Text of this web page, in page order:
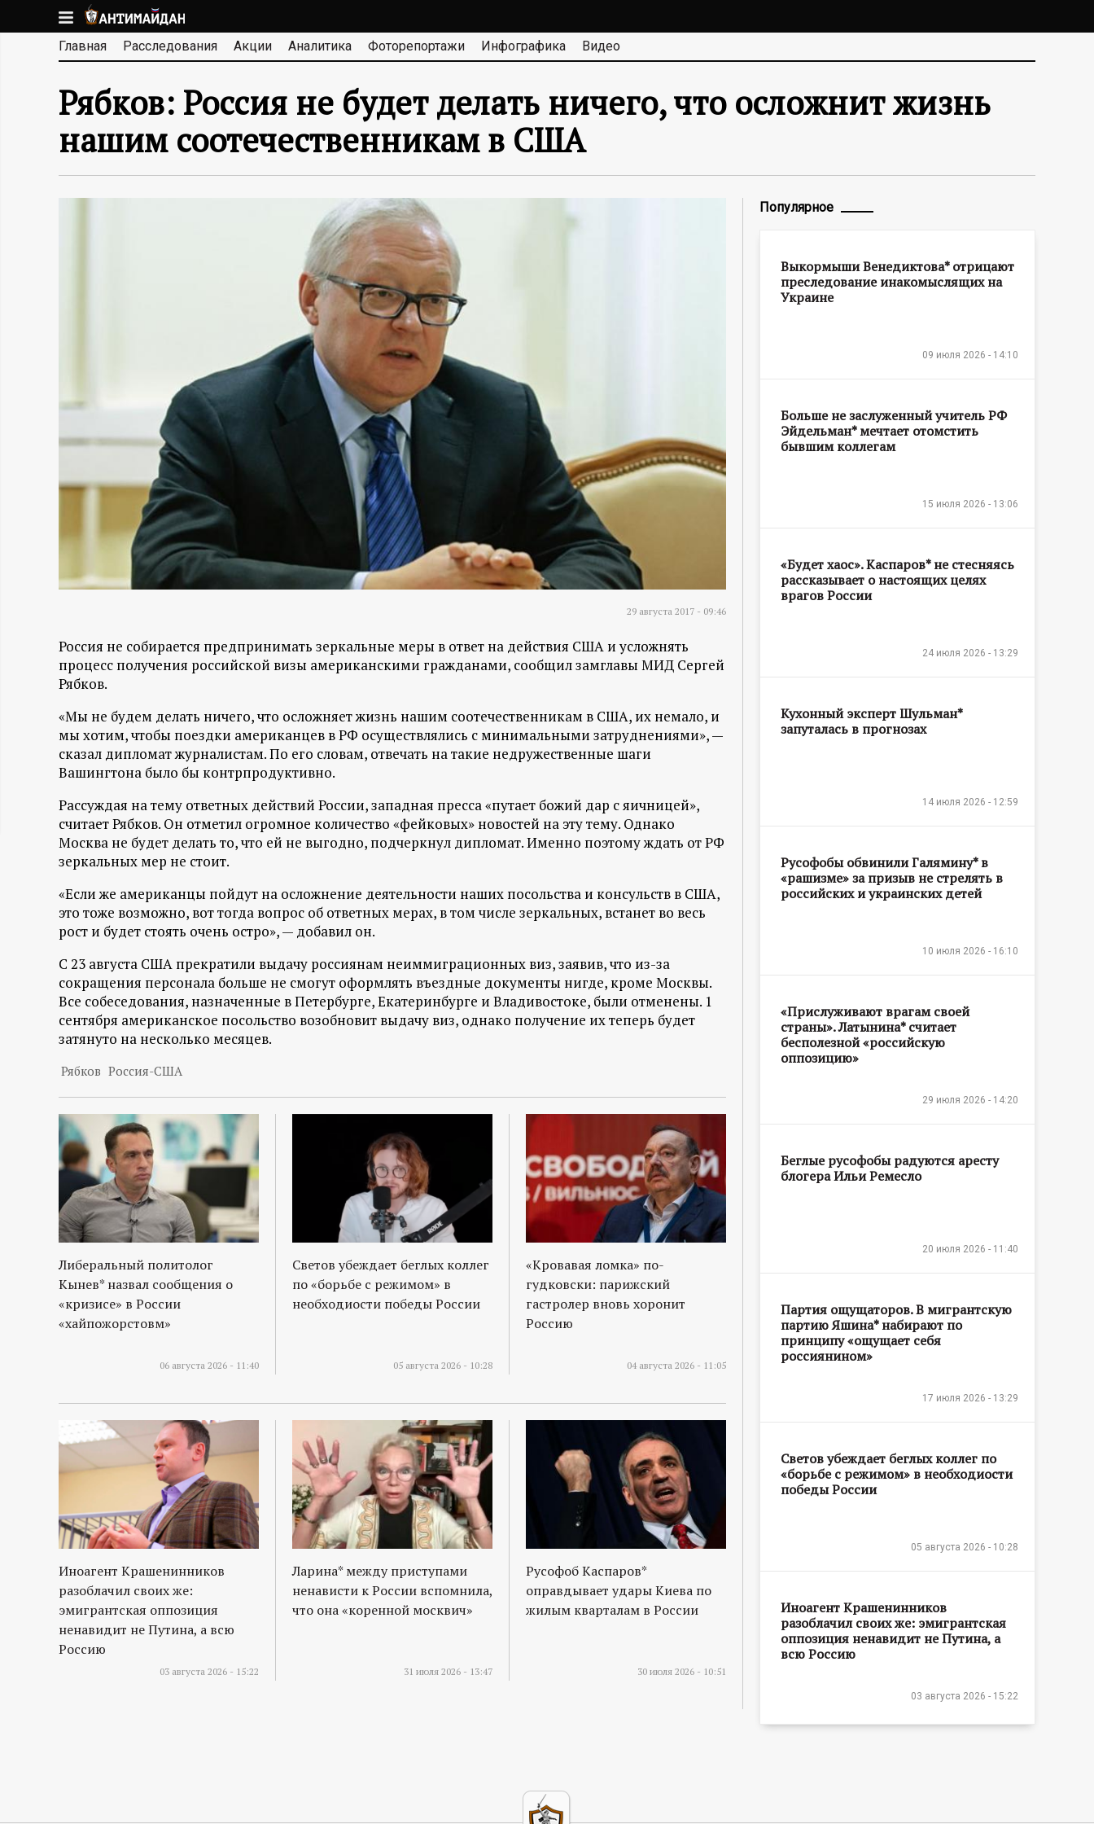
к
основномуА
Н
Т
И
М
Н
-
и
о
р
м
а
ц
и
о
н
н
ы
й
п
о
р
т
л
Главная Расследования Акции Аналитика Фоторепортажи Инфографика Видео
Рябков: Россия не будет делать ничего, что осложнит жизнь
нашим соотечественникам в США
29 августа 2017 - 09:46
Россия не собирается предпринимать зеркальные меры в ответ на действия США и усложнять
процесс получения российской визы американскими гражданами, сообщил замглавы МИД Сергей
Рябков.
«Мы не будем делать ничего, что осложняет жизнь нашим соотечественникам в США, их немало, и
мы хотим, чтобы поездки американцев в РФ осуществлялись с минимальными затруднениями», —
сказал дипломат журналистам. По его словам, отвечать на такие недружественные шаги
Вашингтона было бы контрпродуктивно.
Рассуждая на тему ответных действий России, западная пресса «путает божий дар с яичницей»,
считает Рябков. Он отметил огромное количество «фейковых» новостей на эту тему. Однако
Москва не будет делать то, что ей не выгодно, подчеркнул дипломат. Именно поэтому ждать от РФ
зеркальных мер не стоит.
«Если же американцы пойдут на осложнение деятельности наших посольства и консульств в США,
это тоже возможно, вот тогда вопрос об ответных мерах, в том числе зеркальных, встанет во весь
рост и будет стоять очень остро», — добавил он.
С 23 августа США прекратили выдачу россиянам неиммиграционных виз, заявив, что из-за
сокращения персонала больше не смогут оформлять въездные документы нигде, кроме Москвы.
Все собеседования, назначенные в Петербурге, Екатеринбурге и Владивостоке, были отменены. 1
сентября американское посольство возобновит выдачу виз, однако получение их теперь будет
затянуто на несколько месяцев.
Рябков Россия-США
Либеральный политолог
Кынев* назвал сообщения о
«кризисе» в России
«хайпожорстовм»
06 августа 2026 - 11:40
Светов убеждает беглых коллег
по «борьбе с режимом» в
необходиости победы России
05 августа 2026 - 10:28
«Кровавая ломка» по-
гудковски: парижский
гастролер вновь хоронит
Россию
04 августа 2026 - 11:05
Иноагент Крашенинников
разоблачил своих же:
эмигрантская оппозиция
ненавидит не Путина, а всю
Россию
03 августа 2026 - 15:22
Ларина* между приступами
ненависти к России вспомнила,
что она «коренной москвич»
31 июля 2026 - 13:47
Русофоб Каспаров*
оправдывает удары Киева по
жилым кварталам в России
30 июля 2026 - 10:51
Популярное
Выкормыши Венедиктова* отрицают
преследование инакомыслящих на
Украине
09 июля 2026 - 14:10
Больше не заслуженный учитель РФ
Эйдельман* мечтает отомстить
бывшим коллегам
15 июля 2026 - 13:06
«Будет хаос». Каспаров* не стесняясь
рассказывает о настоящих целях
врагов России
24 июля 2026 - 13:29
Кухонный эксперт Шульман*
запуталась в прогнозах
14 июля 2026 - 12:59
Русофобы обвинили Галямину* в
«рашизме» за призыв не стрелять в
российских и украинских детей
10 июля 2026 - 16:10
«Прислуживают врагам своей
страны». Латынина* считает
бесполезной «российскую
оппозицию»
29 июля 2026 - 14:20
Беглые русофобы радуются аресту
блогера Ильи Ремесло
20 июля 2026 - 11:40
Партия ощущаторов. В мигрантскую
партию Яшина* набирают по
принципу «ощущает себя
россиянином»
17 июля 2026 - 13:29
Светов убеждает беглых коллег по
«борьбе с режимом» в необходиости
победы России
05 августа 2026 - 10:28
Иноагент Крашенинников
разоблачил своих же: эмигрантская
оппозиция ненавидит не Путина, а
всю Россию
03 августа 2026 - 15:22